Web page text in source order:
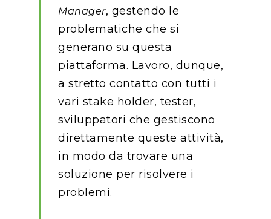
Manager, gestendo le
problematiche che si
generano su questa
piattaforma. Lavoro, dunque,
a stretto contatto con tutti i
vari stake holder, tester,
sviluppatori che gestiscono
direttamente queste attività,
in modo da trovare una
soluzione per risolvere i
problemi.